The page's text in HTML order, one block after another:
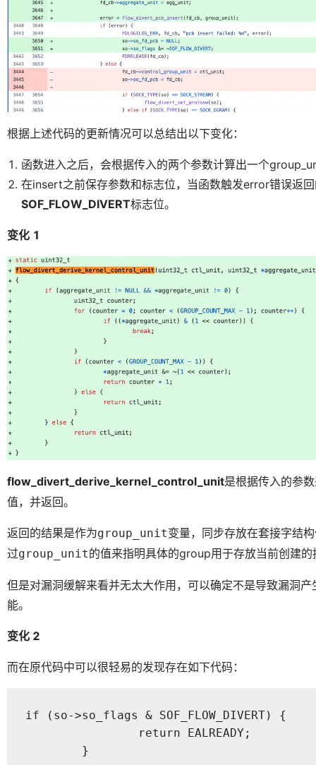
根据上述代码的更新情况可以总结出以下变化：
函数进入之后，会根据传入的两个参数计算出一个
在insert之前保存参数和标志位，当函数触发error错误返
SOF_FLOW_DIVERT标志位。
变化 1
flow_divert_derive_kernel_control_unit是根据传入的参
值，并返回。
返回的结果是作为group_unit变量，同步存放在套接字结
过group_unit的值来指明具体的group用于存放当前创建
但是对漏洞缓解来看并无太大作用，可以确定不是导致漏洞
能。
变化 2
而在原代码中可以很轻易的发现存在如下代码：
if (so->so_flags & SOF_FLOW_DIVERT) {
	}